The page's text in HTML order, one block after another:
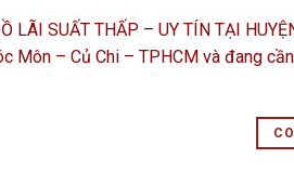
LÃI SUẤT THẤP – UY TÍN TẠI
Môn – Củ Chi – TPHCM và đang